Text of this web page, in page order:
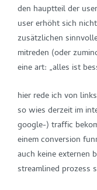
den hauptteil der
user erhöht sich
zusätzlichen
mitreden (oder
eine art: „alles ist
hier rede ich von
so wies derzeit im
google-) traffic
einem conversion
auch keine externen
streamlined prozess